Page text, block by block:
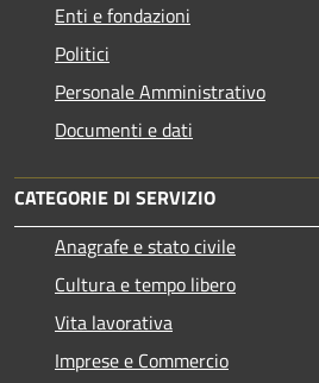
Enti e fondazioni
Politici
Personale Amministrativo
Documenti e dati
CATEGORIE DI SERVIZIO
Anagrafe e stato civile
Cultura e tempo libero
Vita lavorativa
Imprese e Commercio